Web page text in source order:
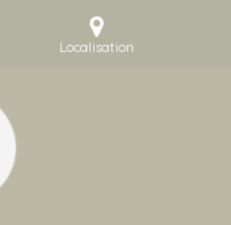
Localisation